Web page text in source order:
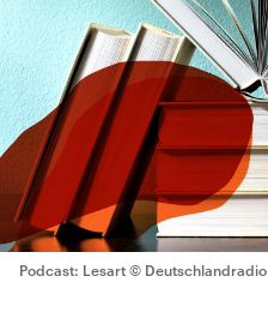
Podcast: Lesart © Deutschlandradio